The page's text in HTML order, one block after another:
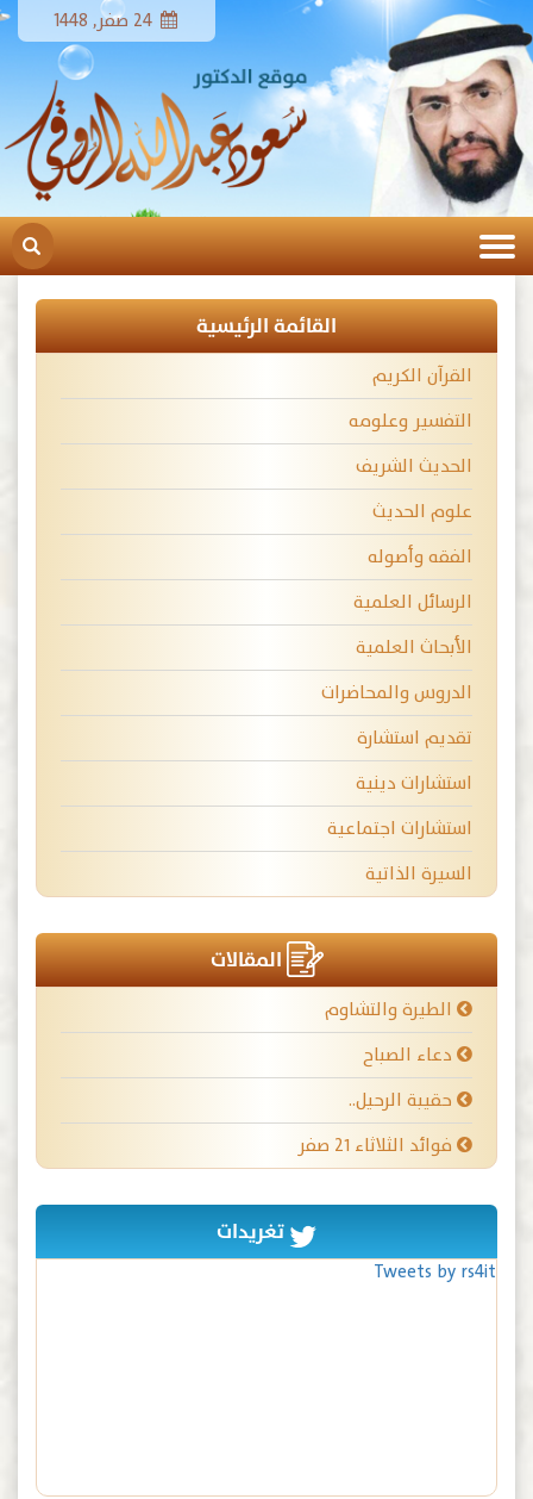
القائمة الرئيسية
القرآن الكريم
التفسير وعلومه
الحديث الشريف
علوم الحديث
الفقه وأصوله
الرسائل العلمية
الأبحاث العلمية
الدروس والمحاضرات
تقديم استشارة
استشارات دينية
استشارات اجتماعية
السيرة الذاتية
المقالات
الطيرة والتشاوم
دعاء الصباح
حقيبة الرحيل..
فوائد الثلاثاء ٢١ صفر
تغريدات
Tweets by rs4it